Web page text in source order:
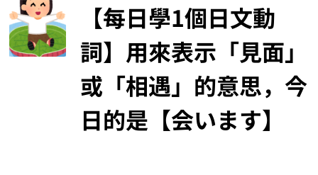
【每日學1個日文動
詞】用來表示「見面」
或「相遇」的意思，今
日的是【会います】